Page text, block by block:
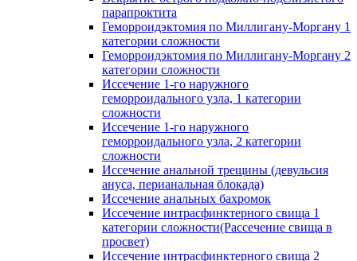
парапроктита
Геморроидэктомия по Миллигану-Моргану 1
категории сложности
Геморроидэктомия по Миллигану-Моргану 2
категории сложности
Иссечение 1-го наружного
геморроидального узла, 1 категории
сложности
Иссечение 1-го наружного
геморроидального узла, 2 категории
сложности
Иссечение анальной трещины (девульсия
ануса, перианальная блокада)
Иссечение анальных бахромок
Иссечение интрасфинктерного свища 1
категории сложности(Рассечение свища в
просвет)
Иссечение интрасфинктерного свища 2